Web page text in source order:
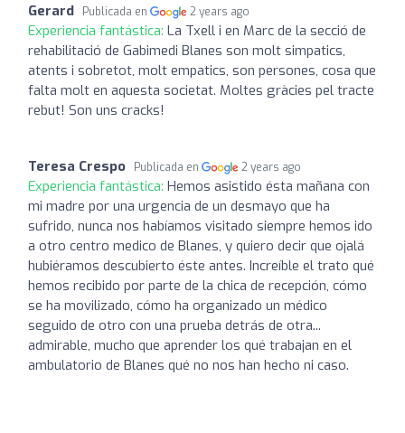
Gerard Publicada en 2 years ago
Experiencia fantástica: La Txell i en Marc de la secció de
rehabilitació de Gabimedi Blanes son molt simpatics,
atents i sobretot, molt empatics, son persones, cosa que
falta molt en aquesta societat. Moltes gràcies pel tracte
rebut! Son uns cracks!
Teresa Crespo Publicada en 2 years ago
Experiencia fantástica: Hemos asistido ésta mañana con
mi madre por una urgencia de un desmayo que ha
sufrido, nunca nos habíamos visitado siempre hemos ido
a otro centro medico de Blanes, y quiero decir que ojalá
hubiéramos descubierto éste antes. Increíble el trato qué
hemos recibido por parte de la chica de recepción, cómo
se ha movilizado, cómo ha organizado un médico
seguido de otro con una prueba detrás de otra...
admirable, mucho que aprender los qué trabajan en el
ambulatorio de Blanes qué no nos han hecho ni caso.